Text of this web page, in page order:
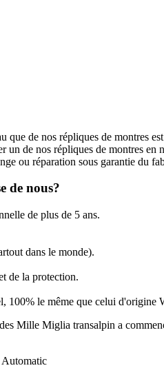
que de nos répliques de montres
de nos répliques de montres en
ou réparation sous garantie du
de nous?
de plus de 5 ans.
dans le monde).
de la protection.
100% le même que celui d'origine
Mille Miglia transalpin a